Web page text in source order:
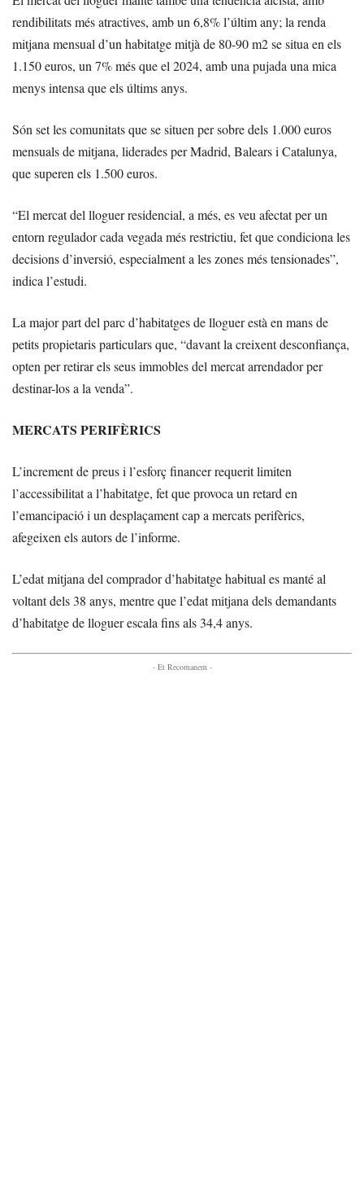
rendibilitats més atractives, amb un 6,8% l’últim any; la renda
mitjana mensual d’un habitatge mitjà de 80-90 m2 se situa en els
1.150 euros, un 7% més que el 2024, amb una pujada una mica
menys intensa que els últims anys.
Són set les comunitats que se situen per sobre dels 1.000 euros
mensuals de mitjana, liderades per Madrid, Balears i Catalunya,
que superen els 1.500 euros.
“El mercat del lloguer residencial, a més, es veu afectat per un
entorn regulador cada vegada més restrictiu, fet que condiciona les
decisions d’inversió, especialment a les zones més tensionades”,
indica l’estudi.
La major part del parc d’habitatges de lloguer està en mans de
petits propietaris particulars que, “davant la creixent desconfiança,
opten per retirar els seus immobles del mercat arrendador per
destinar-los a la venda”.
MERCATS PERIFÈRICS
L’increment de preus i l’esforç financer requerit limiten
l’accessibilitat a l’habitatge, fet que provoca un retard en
l’emancipació i un desplaçament cap a mercats perifèrics,
afegeixen els autors de l’informe.
L’edat mitjana del comprador d’habitatge habitual es manté al
voltant dels 38 anys, mentre que l’edat mitjana dels demandants
d’habitatge de lloguer escala fins als 34,4 anys.
- Et Recomanem -